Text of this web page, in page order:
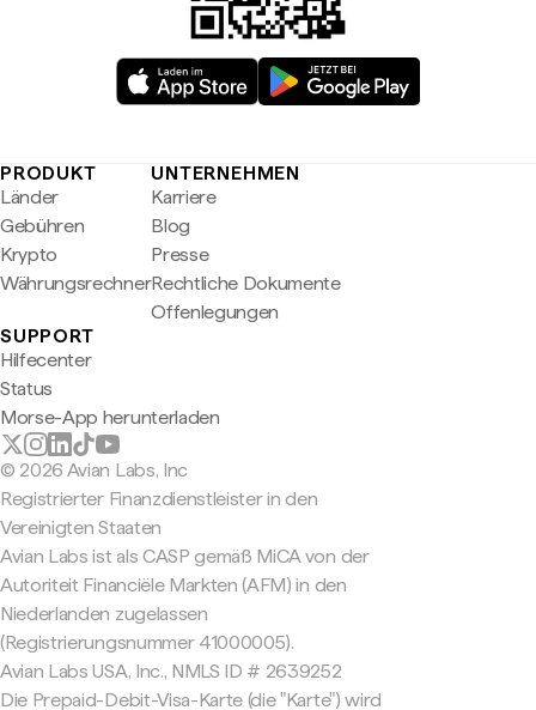
PRODUKT
Länder
Gebühren
Krypto
Währungsrechner
UNTERNEHMEN
Karriere
Blog
Presse
Rechtliche Dokumente
Offenlegungen
SUPPORT
Hilfecenter
Status
Morse-App herunterladen
© 2026 Avian Labs, Inc
Registrierter Finanzdienstleister in den
Vereinigten Staaten
Avian Labs ist als CASP gemäß MiCA von der
Autoriteit Financiële Markten (AFM) in den
Niederlanden zugelassen
(Registrierungsnummer 41000005).
Avian Labs USA, Inc., NMLS ID # 2639252
Die Prepaid-Debit-Visa-Karte (die "Karte") wird